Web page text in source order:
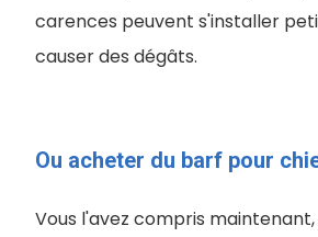
carences peuvent s'installer
causer des dégâts.
Ou acheter du barf pour
Vous l'avez compris